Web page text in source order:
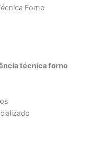
Forno
técnica forno